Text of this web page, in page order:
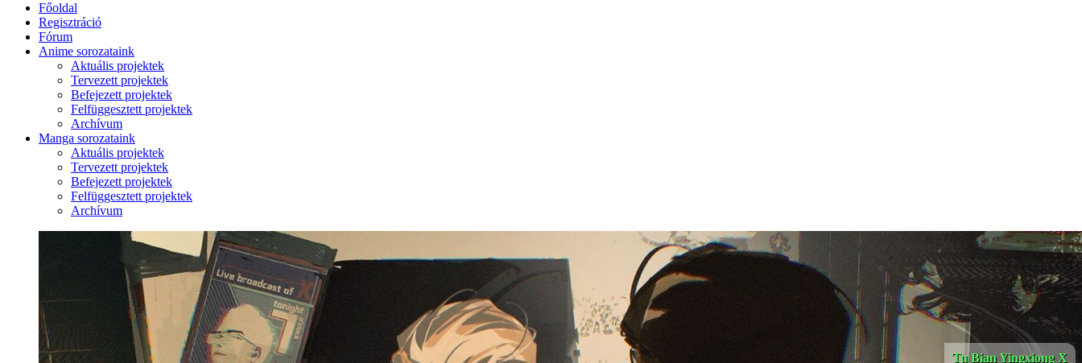
Főoldal
Regisztráció
Fórum
Anime sorozataink
Aktuális projektek
Tervezett projektek
Befejezett projektek
Felfüggesztett projektek
Archívum
Manga sorozataink
Aktuális projektek
Tervezett projektek
Befejezett projektek
Felfüggesztett projektek
Archívum
Tu Bian Yingxiong X